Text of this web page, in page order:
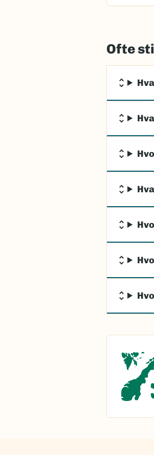
Ofte